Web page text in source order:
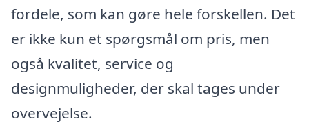
fordele, som kan gøre hele forskellen. Det
er ikke kun et spørgsmål om pris, men
også kvalitet, service og
designmuligheder, der skal tages under
overvejelse.